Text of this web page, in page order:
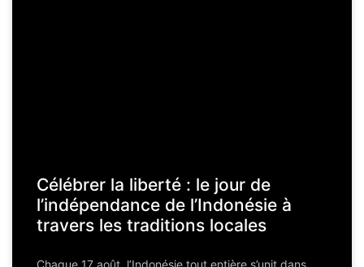
Célébrer la liberté : le jour de
l’indépendance de l’Indonésie à
travers les traditions locales